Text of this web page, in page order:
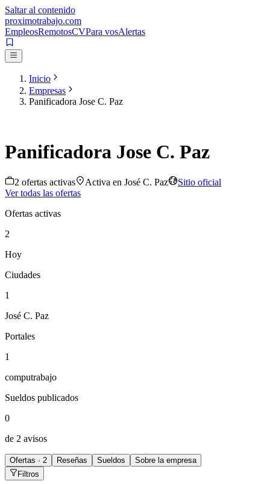
Saltar al contenido
proximotrabajo.com
EmpleosRemotosCVPara vosAlertas
Inicio
Empresas
Panificadora Jose C. Paz
Panificadora Jose C. Paz
2 ofertas activas Activa en José C. Paz
Sitio oficial
Ver todas las ofertas
Ofertas activas
2
Hoy
Ciudades
1
José C. Paz
Portales
1
computrabajo
Sueldos publicados
0
de 2 avisos
Ofertas · 2 Reseñas Sueldos
Sobre la empresa
Filtros